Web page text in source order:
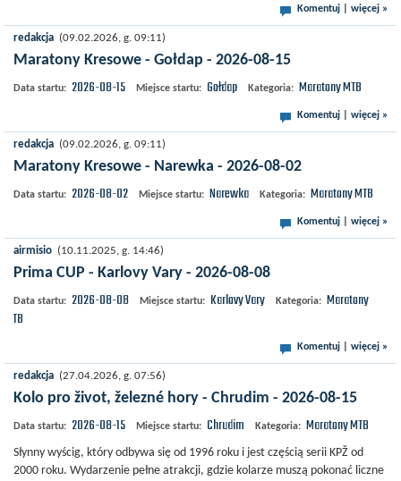
Komentuj więcej »
redakcja (09.02.2026, g. 09:11)
Maratony Kresowe - Gołdap - 2026-08-15
Data startu: 2026-08-15 Miejsce startu: Gołdap Kategoria: Maratony MTB
Komentuj więcej »
redakcja (09.02.2026, g. 09:11)
Maratony Kresowe - Narewka - 2026-08-02
Data startu: 2026-08-02 Miejsce startu: Narewka Kategoria: Maratony MTB
Komentuj więcej »
airmisio (10.11.2025, g. 14:46)
Prima CUP - Karlovy Vary - 2026-08-08
Data startu: 2026-08-08 Miejsce startu: Karlovy Vary Kategoria: Maratony
MTB
Komentuj więcej »
redakcja (27.04.2026, g. 07:56)
Kolo pro život, železné hory - Chrudim - 2026-08-15
Data startu: 2026-08-15 Miejsce startu: Chrudim Kategoria: Maratony MTB
Słynny wyścig, który odbywa się od 1996 roku i jest częścią serii KPŽ od
2000 roku. Wydarzenie pełne atrakcji, gdzie kolarze muszą pokonać liczne